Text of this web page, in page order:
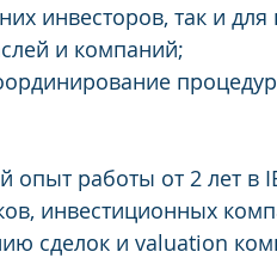
инвесторов, так и
и компаний;
опыт работы от 2 лет в
инвестиционных
сделок и valuation